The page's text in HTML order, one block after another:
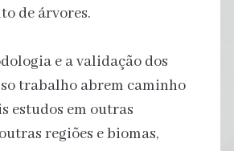
de árvores.
e a validação dos
trabalho abrem caminho
estudos em outras
regiões e biomas,